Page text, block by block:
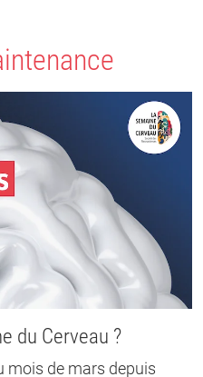
du Cerveau ?
mois de mars depuis